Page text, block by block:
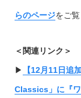
らのページをご覧
＜関連リンク＞
▶︎ 【12月11日追
Classics」に『ワ